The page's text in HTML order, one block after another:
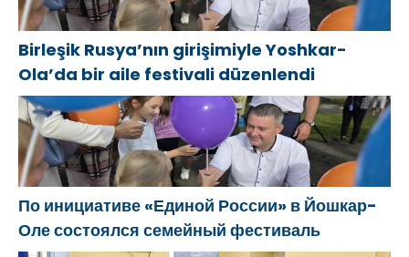
Birleşik Rusya’nın girişimiyle Yoshkar-
Ola’da bir aile festivali düzenlendi
По инициативе «Единой России» в Йошкар-
Оле состоялся семейный фестиваль